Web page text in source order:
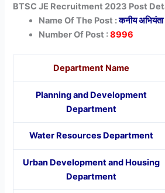
BTSC JE Recruitment 2023 Post
Name Of The Post :कनीय
Number Of Post :8996
Department Name
Planning and Development
Department
Water Resources Department
Urban Development and Housing
Department